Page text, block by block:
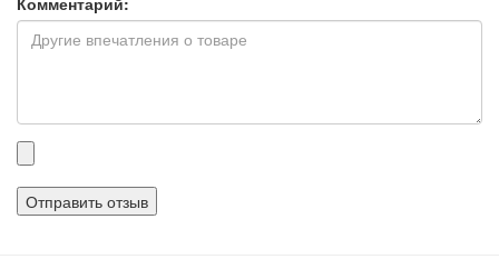
Прикрепленные